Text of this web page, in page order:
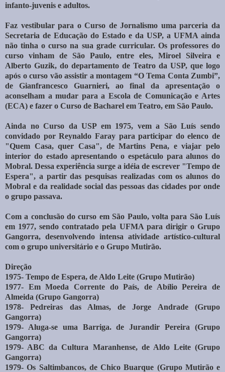
infanto-juvenis e adultos.
Faz vestibular para o Curso de Jornalismo uma parceria da
Secretaria de Educação do Estado e da USP, a UFMA ainda
não tinha o curso na sua grade curricular. Os professores do
curso vinham de São Paulo, entre eles, Miroel Silveira e
Alberto Guzik, do departamento de Teatro da USP, que logo
após o curso vão assistir a montagem “O Tema Conta Zumbi”,
de Gianfrancesco Guarnieri, ao final da apresentação o
aconselham a mudar para a Escola de Comunicação e Artes
(ECA) e fazer o Curso de Bacharel em Teatro, em São Paulo.
Ainda no Curso da USP em 1975, vem a São Luís sendo
convidado por Reynaldo Faray para participar do elenco de
"Quem Casa, quer Casa", de Martins Pena, e viajar pelo
interior do estado apresentando o espetáculo para alunos do
Mobral. Dessa experiência surge a idéia de escrever "Tempo de
Espera", a partir das pesquisas realizadas com os alunos do
Mobral e da realidade social das pessoas das cidades por onde
o grupo passava.
Com a conclusão do curso em São Paulo, volta para São Luís
em 1977, sendo contratado pela UFMA para dirigir o Grupo
Gangorra, desenvolvendo intensa atividade artístico-cultural
com o grupo universitário e o Grupo Mutirão.
Direção
1975- Tempo de Espera, de Aldo Leite (Grupo Mutirão)
1977- Em Moeda Corrente do País, de Abílio Pereira de
Almeida (Grupo Gangorra)
1978- Pedreiras das Almas, de Jorge Andrade (Grupo
Gangorra)
1979- Aluga-se uma Barriga. de Jurandir Pereira (Grupo
Gangorra)
1979- ABC da Cultura Maranhense, de Aldo Leite (Grupo
Gangorra)
1979- Os Saltimbancos, de Chico Buarque (Grupo Mutirão e